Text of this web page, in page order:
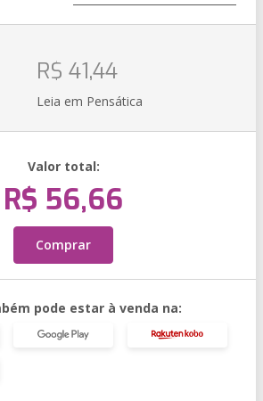
R$ 41,44
Leia em Pensática
Valor total:
R$ 56,66
Comprar
pode estar à venda na: